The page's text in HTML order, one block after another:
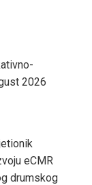
2026
eCMR
drumskog